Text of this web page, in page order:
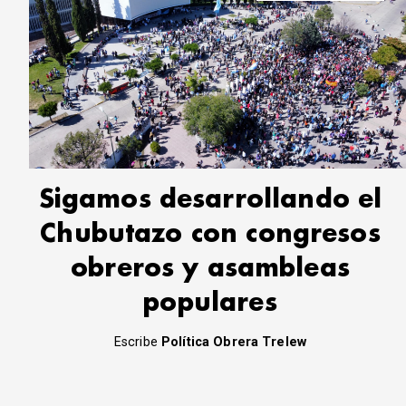
Sigamos desarrollando el
Chubutazo con congresos
obreros y asambleas
populares
Escribe Política Obrera Trelew